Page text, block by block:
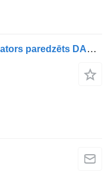
WABCO 4801066060 EBS modulators paredzēts DAF CF450, CF460 (2017-) vilcēja